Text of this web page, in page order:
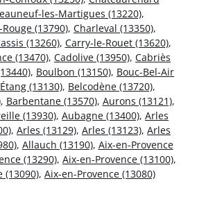
les-Martigues (13220),
(13790), Charleval (13350),
(13260), Carry-le-Rouet (13620),
(13470), Cadolive (13950), Cabriès
, Boulbon (13150), Bouc-Bel-Air
(13130), Belcodène (13720),
, Barbentane (13570), Aurons (13121),
(13930), Aubagne (13400), Arles
, Arles (13129), Arles (13123), Arles
, Allauch (13190), Aix-en-Provence
(13290), Aix-en-Provence (13100),
(13090), Aix-en-Provence (13080)